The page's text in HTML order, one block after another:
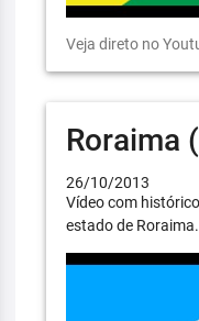
Veja direto no
Roraima
26/10/2013
Vídeo com
estado de Roraima.